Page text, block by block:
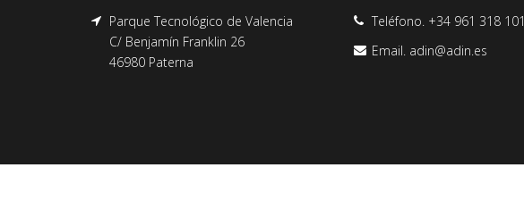
Parque Tecnológico de Valencia
C/ Benjamín Franklin 26
46980 Paterna
Teléfono. +34 961 318 101
Email. adin@adin.es